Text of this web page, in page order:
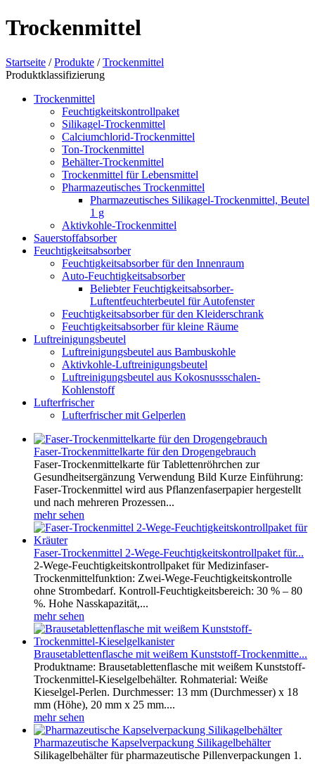
Trockenmittel
Startseite /Produkte /Trockenmittel
Produktklassifizierung
Trockenmittel
Feuchtigkeitskontrollpaket
Silikagel-Trockenmittel
Calciumchlorid-Trockenmittel
Ton-Trockenmittel
Behälter-Trockenmittel
Trockenmittel für Lebensmittel
Pharmazeutisches Trockenmittel
Pharmazeutisches Silikagel-Trockenmittel, Beutel
1 g
Aktivkohle-Trockenmittel
Sauerstoffabsorber
Feuchtigkeitsabsorber
Feuchtigkeitsabsorber für den Innenraum
Auto-Feuchtigkeitsabsorber
Beliebter Feuchtigkeitsabsorber-
Luftentfeuchterbeutel für Autofenster
Feuchtigkeitsabsorber für den Kleiderschrank
Feuchtigkeitsabsorber für kleine Räume
Luftreinigungsbeutel
Luftreinigungsbeutel aus Bambuskohle
Aktivkohle-Luftreinigungsbeutel
Luftreinigungsbeutel aus Kokosnussschalen-
Kohlenstoff
Lufterfrischer
Lufterfrischer mit Gelperlen
Faser-Trockenmittelkarte für den Drogengebrauch
Faser-Trockenmittelkarte für Tablettenröhrchen zur
Gesundheitsergänzung Verwendung Bild Kurze Einführung:
Faser-Trockenmittel wird aus Pflanzenfaserpapier hergestellt
und nach mehreren Prozessen...
mehr sehen
Faser-Trockenmittel 2-Wege-Feuchtigkeitskontrollpaket für...
2-Wege-Feuchtigkeitskontrollpaket für Medizinfaser-
Trockenmittelfunktion: Zwei-Wege-Feuchtigkeitskontrolle
ohne Strombedarf. Kontroll-Feuchtigkeitsbereich: 30 % – 80
%. Hohe Nasskapazität,...
mehr sehen
Brausetablettenflasche mit weißem Kunststoff-Trockenmitte...
Produktname: Brausetablettenflasche mit weißem Kunststoff-
Trockenmittel-Kieselgelbehälter. Rohmaterial: Weiße
Kieselgel-Perlen. Durchmesser: 13 mm (Durchmesser) x 18
mm (Höhe), 20 mm x 25 mm....
mehr sehen
Pharmazeutische Kapselverpackung Silikagelbehälter
Silikagelbehälter für pharmazeutische Pillenverpackungen 1.